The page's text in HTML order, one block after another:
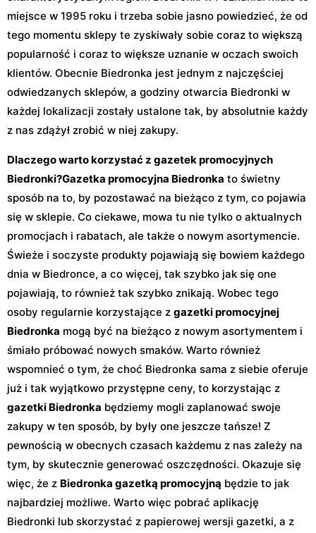
miejsce w 1995 roku i trzeba sobie jasno powiedzieć, że od
tego momentu sklepy te zyskiwały sobie coraz to większą
popularność i coraz to większe uznanie w oczach swoich
klientów. Obecnie Biedronka jest jednym z najczęściej
odwiedzanych sklepów, a godziny otwarcia Biedronki w
każdej lokalizacji zostały ustalone tak, by absolutnie każdy
z nas zdążył zrobić w niej zakupy.
Dlaczego warto korzystać z gazetek promocyjnych
Biedronki?Gazetka promocyjna Biedronka to świetny
sposób na to, by pozostawać na bieżąco z tym, co pojawia
się w sklepie. Co ciekawe, mowa tu nie tylko o aktualnych
promocjach i rabatach, ale także o nowym asortymencie.
Świeże i soczyste produkty pojawiają się bowiem każdego
dnia w Biedronce, a co więcej, tak szybko jak się one
pojawiają, to również tak szybko znikają. Wobec tego
osoby regularnie korzystające z gazetki promocyjnej
Biedronka mogą być na bieżąco z nowym asortymentem i
śmiało próbować nowych smaków. Warto również
wspomnieć o tym, że choć Biedronka sama z siebie oferuje
już i tak wyjątkowo przystępne ceny, to korzystając z
gazetki Biedronka będziemy mogli zaplanować swoje
zakupy w ten sposób, by były one jeszcze tańsze! Z
pewnością w obecnych czasach każdemu z nas zależy na
tym, by skutecznie generować oszczędności. Okazuje się
więc, że z Biedronka gazetką promocyjną będzie to jak
najbardziej możliwe. Warto więc pobrać aplikację
Biedronki lub skorzystać z papierowej wersji gazetki, a z